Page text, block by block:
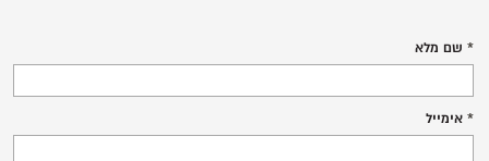
פרטים נוספים
שם מלא
אימייל